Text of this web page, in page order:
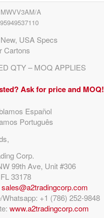
A
USA Specs
Cartons
QTY – MOQ APPLIES
Ask for price and MOQ!
Español
Português
Corp.
99th Ave, Unit #306
33178
sales@a2tradingcorp.com
Whatsapp: +1 (786) 252-9848
www.a2tradingcorp.com